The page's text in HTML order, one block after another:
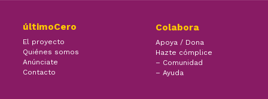
últimoCero
El proyecto
Quiénes somos
Anúnciate
Contacto
Colabora
Apoya / Dona
Hazte cómplice
– Comunidad
– Ayuda